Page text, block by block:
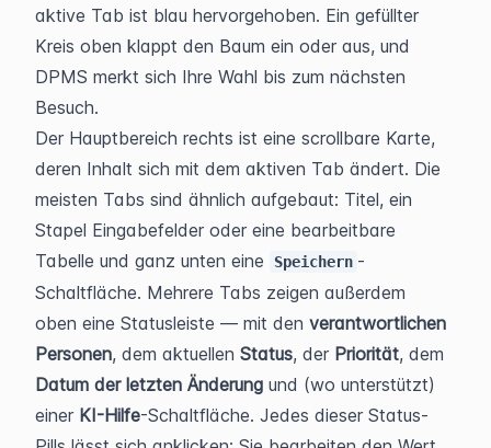
aktive Tab ist blau hervorgehoben. Ein gefüllter
Kreis oben klappt den Baum ein oder aus, und
DPMS merkt sich Ihre Wahl bis zum nächsten
Besuch.
Der Hauptbereich rechts ist eine scrollbare Karte,
deren Inhalt sich mit dem aktiven Tab ändert. Die
meisten Tabs sind ähnlich aufgebaut: Titel, ein
Stapel Eingabefelder oder eine bearbeitbare
Tabelle und ganz unten eine
Speichern -
Schaltfläche. Mehrere Tabs zeigen außerdem
oben eine Statusleiste — mit den verantwortlichen
Personen, dem aktuellen Status, der Priorität
Datum der letzten Änderung und (wo unterstützt)
einer KI-Hilfe-Schaltfläche. Jedes dieser Status-